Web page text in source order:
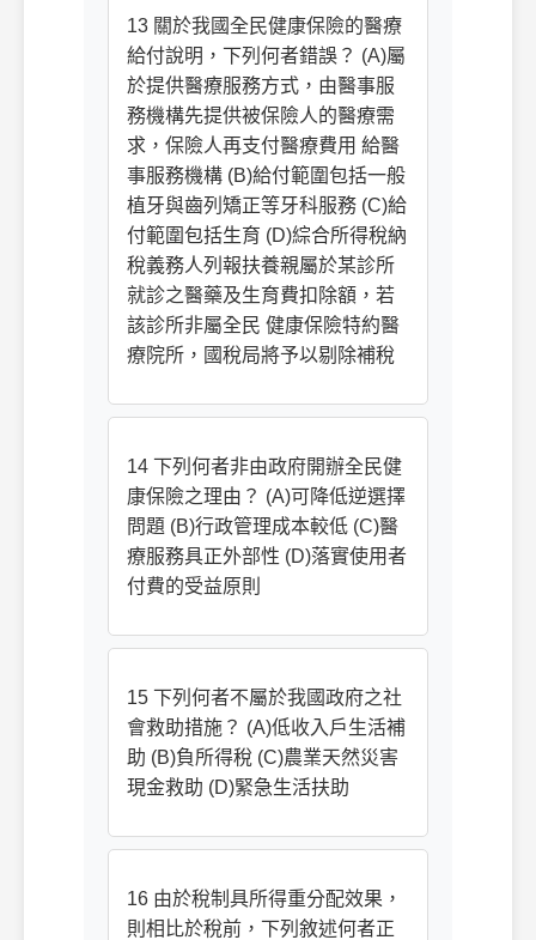
13 關於我國全民健康保險的醫療
給付說明，下列何者錯誤？ (A)屬
於提供醫療服務方式，由醫事服
務機構先提供被保險人的醫療需
求，保險人再支付醫療費用 給醫
事服務機構 (B)給付範圍包括一般
植牙與齒列矯正等牙科服務 (C)給
付範圍包括生育 (D)綜合所得稅納
稅義務人列報扶養親屬於某診所
就診之醫藥及生育費扣除額，若
該診所非屬全民 健康保險特約醫
療院所，國稅局將予以剔除補稅
14 下列何者非由政府開辦全民健
康保險之理由？ (A)可降低逆選擇
問題 (B)行政管理成本較低 (C)醫
療服務具正外部性 (D)落實使用者
付費的受益原則
15 下列何者不屬於我國政府之社
會救助措施？ (A)低收入戶生活補
助 (B)負所得稅 (C)農業天然災害
現金救助 (D)緊急生活扶助
16 由於稅制具所得重分配效果，
則相比於稅前，下列敘述何者正